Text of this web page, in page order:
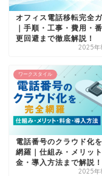
オフィス電話移転完全
｜手順・工事・費用・
更回避まで徹底解説！
2025年
ワークスタイル
電話番号のクラウド化
網羅｜仕組み・メリッ
金・導入方法まで解説！
2025年